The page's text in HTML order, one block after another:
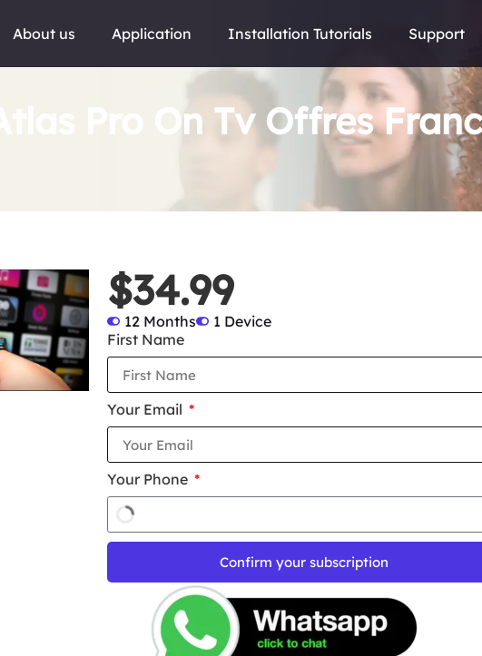
About us Application Installation Tutorials Support
Atlas Pro On Tv Offres
$34.99
12 Months
1 Device
First Name
Your Email
Your Phone
Confirm your subscription